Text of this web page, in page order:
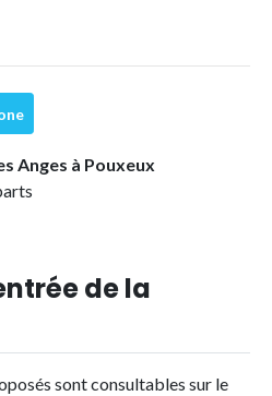
Anges à Pouxeux
de la
sont consultables sur le